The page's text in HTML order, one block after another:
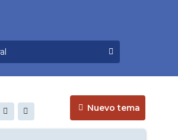
Nuevo tema